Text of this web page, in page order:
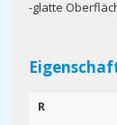
-glatte
R